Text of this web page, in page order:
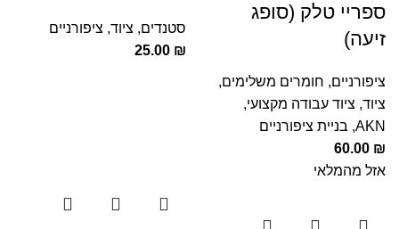
ספריי טלק (סופג
זיעה)
ציפורניים, חומרים משלימים,
ציוד, ציוד עבודה מקצועי,
AKN
, בניית ציפורניים
60.00 ₪
סטנדים, ציוד, ציפורניים
25.00 ₪
אזל מהמלאי